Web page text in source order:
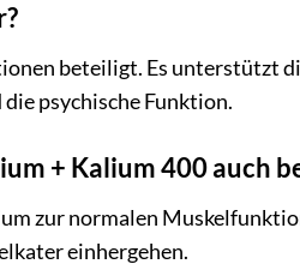
beteiligt. Es unterstützt
psychische Funktion.
+ Kalium 400 auch
zur normalen
einhergehen.